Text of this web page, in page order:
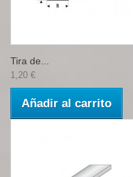
Tira de...
1,20 €
Añadir al carrito